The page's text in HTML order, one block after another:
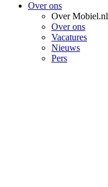
Over ons
Over Mobiel.nl
Over ons
Vacatures
Nieuws
Pers